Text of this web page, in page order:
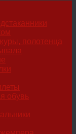
полотенца
обувь